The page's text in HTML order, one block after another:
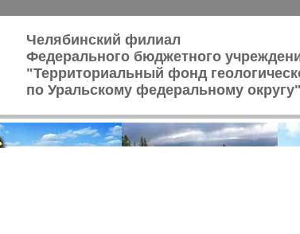
Челябинский филиал
Федерального бюджетного
"Территориальный фонд
по Уральскому федеральному округу"